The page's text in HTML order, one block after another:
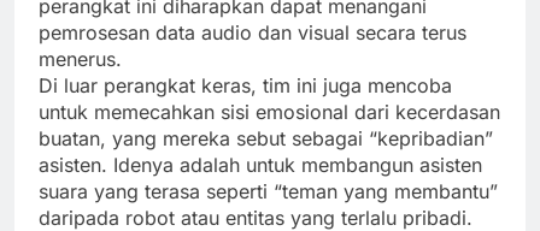
perangkat ini diharapkan dapat menangani
pemrosesan data audio dan visual secara terus
menerus.
Di luar perangkat keras, tim ini juga mencoba
untuk memecahkan sisi emosional dari kecerdasan
buatan, yang mereka sebut sebagai “kepribadian”
asisten. Idenya adalah untuk membangun asisten
suara yang terasa seperti “teman yang membantu”
daripada robot atau entitas yang terlalu pribadi.